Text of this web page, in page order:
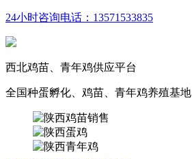
24小时咨询电话： 13571533835
西北鸡苗、青年鸡供应平台
全国种蛋孵化、鸡苗、青年鸡养殖基地